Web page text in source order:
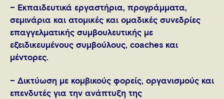
– Εκπαιδευτικά εργαστήρια, προγράμματα,
σεμινάρια και ατομικές και ομαδικές συνεδρίες
επαγγελματικής συμβουλευτικής με
εξειδικευμένους συμβούλους, coaches και
μέντορες.
– Δικτύωση με κομβικούς φορείς, οργανισμούς και
επενδυτές για την ανάπτυξη της